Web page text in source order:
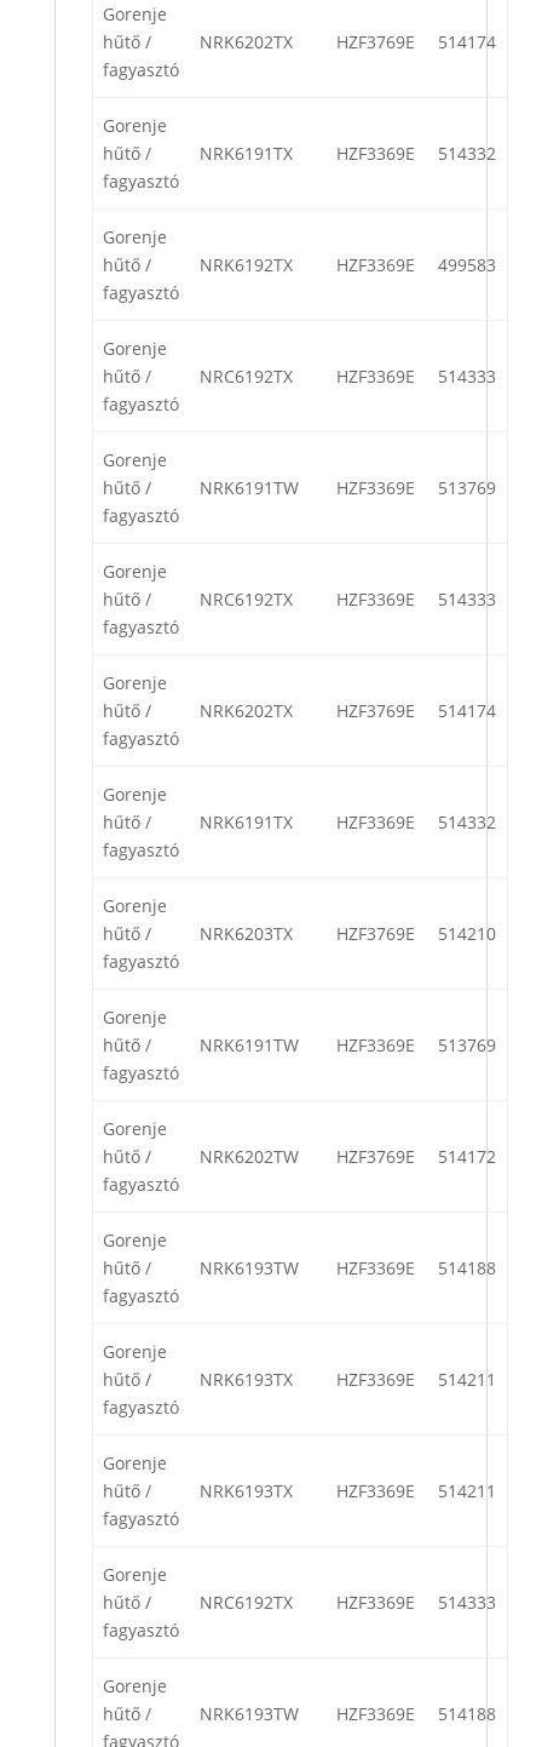
Gorenje
hűtő /
fagyasztó
NRK6202TX HZF3769E 514174
Gorenje
hűtő /
fagyasztó
NRK6191TX HZF3369E 514332
Gorenje
hűtő /
fagyasztó
NRK6192TX HZF3369E 499583
Gorenje
hűtő /
fagyasztó
NRC6192TX HZF3369E 514333
Gorenje
hűtő /
fagyasztó
NRK6191TW HZF3369E 513769
Gorenje
hűtő /
fagyasztó
NRC6192TX HZF3369E 514333
Gorenje
hűtő /
fagyasztó
NRK6202TX HZF3769E 514174
Gorenje
hűtő /
fagyasztó
NRK6191TX HZF3369E 514332
Gorenje
hűtő /
fagyasztó
NRK6203TX HZF3769E 514210
Gorenje
hűtő /
fagyasztó
NRK6191TW HZF3369E 513769
Gorenje
hűtő /
fagyasztó
NRK6202TW HZF3769E 514172
Gorenje
hűtő /
fagyasztó
NRK6193TW HZF3369E 514188
Gorenje
hűtő /
fagyasztó
NRK6193TX HZF3369E 514211
Gorenje
hűtő /
fagyasztó
NRK6193TX HZF3369E 514211
Gorenje
hűtő /
fagyasztó
NRC6192TX HZF3369E 514333
Gorenje
hűtő /
fagyasztó
NRK6193TW HZF3369E 514188